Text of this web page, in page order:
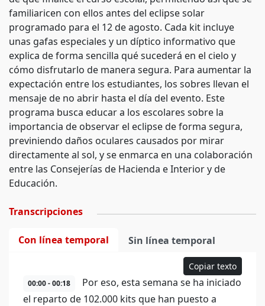
familiaricen con ellos antes del eclipse solar
programado para el 12 de agosto. Cada kit incluye
unas gafas especiales y un díptico informativo que
explica de forma sencilla qué sucederá en el cielo y
cómo disfrutarlo de manera segura. Para aumentar la
expectación entre los estudiantes, los sobres llevan el
mensaje de no abrir hasta el día del evento. Este
programa busca educar a los escolares sobre la
importancia de observar el eclipse de forma segura,
previniendo daños oculares causados por mirar
directamente al sol, y se enmarca en una colaboración
entre las Consejerías de Hacienda e Interior y de
Educación.
Transcripciones
Con línea temporal Sin línea temporal
Copiar texto
00:00 - 00:18
Por eso, esta semana se ha iniciado
el reparto de 102.000 kits que han puesto a